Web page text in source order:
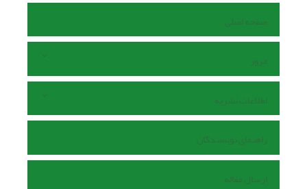
صفحه اصلی
مرور
اطلاعات نشریه
راهنمای نویسندگان
ارسال مقاله